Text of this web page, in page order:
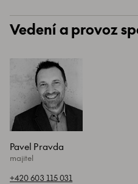
Vedení a provoz
Pavel Pravda
majitel
+420 603 115 031